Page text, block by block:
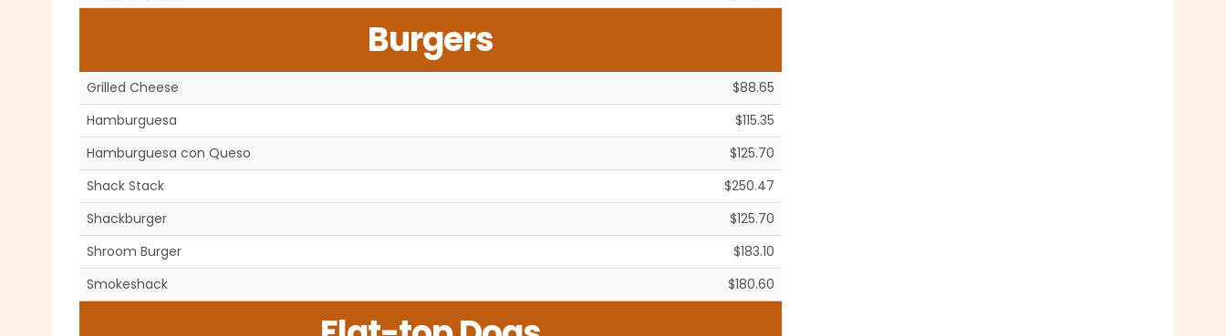
Burgers
Grilled Cheese
$88.65
Hamburguesa
$115.35
Hamburguesa con Queso
$125.70
Shack Stack
$250.47
Shackburger
$125.70
Shroom Burger
$183.10
Smokeshack
$180.60